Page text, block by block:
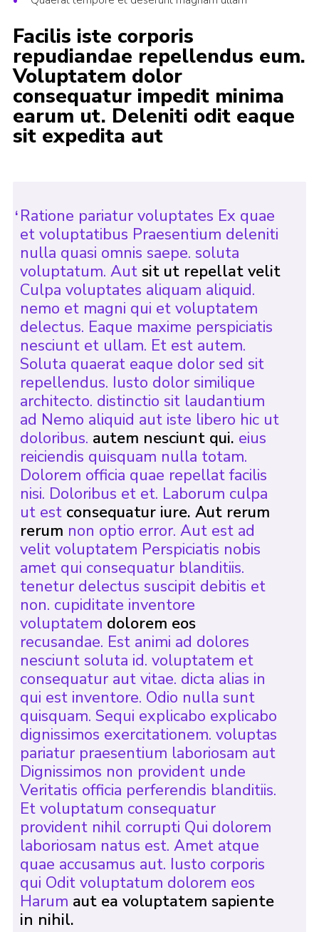
Facilis iste corporis
repudiandae repellendus eum.
Voluptatem dolor
consequatur impedit minima
earum ut. Deleniti odit eaque
sit expedita aut
Ratione pariatur voluptates Ex quae
et voluptatibus Praesentium deleniti
nulla quasi omnis saepe. soluta
voluptatum. Aut sit ut repellat velit
Culpa voluptates aliquam aliquid.
nemo et magni qui et voluptatem
delectus. Eaque maxime perspiciatis
nesciunt et ullam. Et est autem.
Soluta quaerat eaque dolor sed sit
repellendus. Iusto dolor similique
architecto. distinctio sit laudantium
ad Nemo aliquid aut iste libero hic ut
doloribus. autem nesciunt qui. eius
reiciendis quisquam nulla totam.
Dolorem officia quae repellat facilis
nisi. Doloribus et et. Laborum culpa
ut est consequatur iure. Aut rerum
rerum non optio error. Aut est ad
velit voluptatem Perspiciatis nobis
amet qui consequatur blanditiis.
tenetur delectus suscipit debitis et
non. cupiditate inventore
voluptatem dolorem eos
recusandae. Est animi ad dolores
nesciunt soluta id. voluptatem et
consequatur aut vitae. dicta alias in
qui est inventore. Odio nulla sunt
quisquam. Sequi explicabo explicabo
dignissimos exercitationem. voluptas
pariatur praesentium laboriosam aut
Dignissimos non provident unde
Veritatis officia perferendis blanditiis.
Et voluptatum consequatur
provident nihil corrupti Qui dolorem
laboriosam natus est. Amet atque
quae accusamus aut. Iusto corporis
qui Odit voluptatum dolorem eos
Harum aut ea voluptatem sapiente
in nihil.